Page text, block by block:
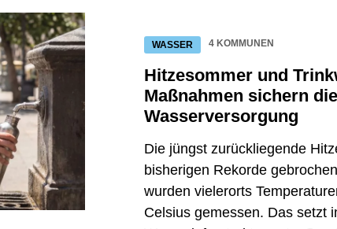
für den Klimaschutz ein und erhält
Stadtgesellschaft. Mit der
im Jahr 2015 nahm
Bereich Fahrt auf. Mit dem Beginn
verstärkte sich die Klimaarbeit
wie der European Energy Award
die EU-Auszeichnung „100
2030“ sowie jüngst der European
seither das Engagement aller
und -anpassung und machen
WASSER 4 KOMMUNEN
Hitzesommer und
Maßnahmen sichern
Wasserversorgung
Die jüngst zurückliegende
bisherigen Rekorde
wurden vielerorts
Celsius gemessen. Das setzt